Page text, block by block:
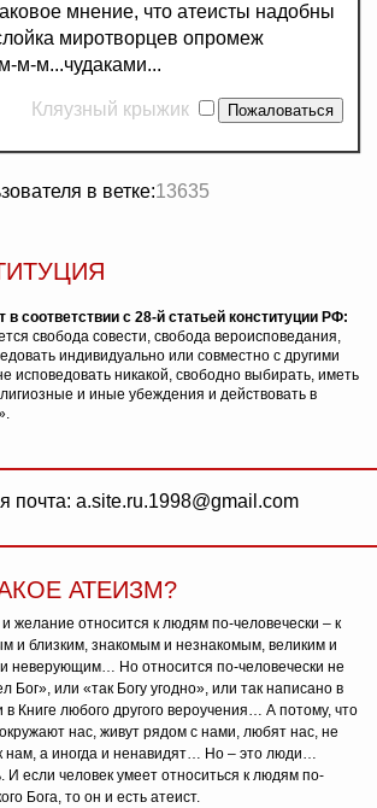
мнение, что атеисты надобны
миротворцев опромеж
м-м...чудаками...
Кляузный крыжик
в ветке:13635
соответствии с 28-й статьей конституции РФ:
свобода совести, свобода вероисповедания,
индивидуально или совместно с другими
исповедовать никакой, свободно выбирать, иметь
и иные убеждения и действовать в
почта: a.site.ru.1998@gmail.com
АТЕИЗМ?
желание относится к людям по-человечески – к
и близким, знакомым и незнакомым, великим и
неверующим… Но относится по-человечески не
Бог», или «так Богу угодно», или так написано в
Книге любого другого вероучения… А потому, что
нас, живут рядом с нами, любят нас, не
нам, а иногда и ненавидят… Но – это люди…
И если человек умеет относиться к людям по-
Бога, то он и есть атеист.